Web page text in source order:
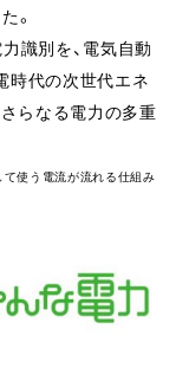
。
識別を、電気自動
時代の次世代エネ
らなる電⼒の多重
使う電流が流れる仕組み